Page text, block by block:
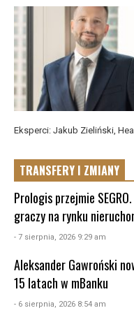
Eksperci: Jakub Zieliński,
TRANSFERY I ZMIANY
Prologis przejmie
graczy na rynku
- 7 sierpnia, 2026 9:29 am
Aleksander Gawroński
15 latach w mBanku
- 6 sierpnia, 2026 8:54 am